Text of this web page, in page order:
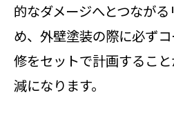
的なダメージへとつなが
め、外壁塗装の際に必ず
修をセットで計画するこ
減になります。